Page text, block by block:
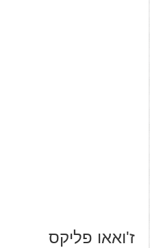
ז'ואאו פליקס